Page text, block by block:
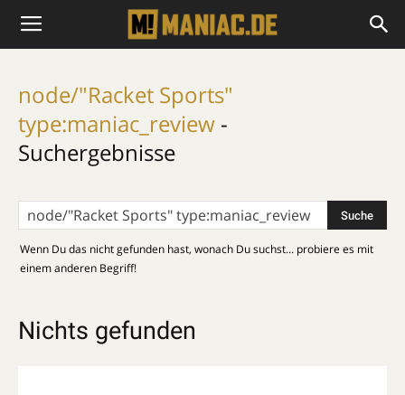
node/"Racket Sports"
type:maniac_review -
Suchergebnisse
Wenn Du das nicht gefunden hast, wonach Du suchst... probiere es mit
einem anderen Begriff!
Nichts gefunden